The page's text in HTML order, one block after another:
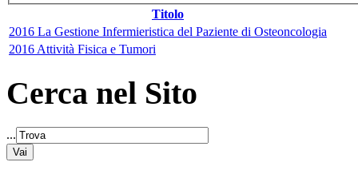
Titolo
2016 La Gestione Infermieristica del Paziente di Osteoncologia
2016 Attività Fisica e Tumori
Cerca nel Sito
...